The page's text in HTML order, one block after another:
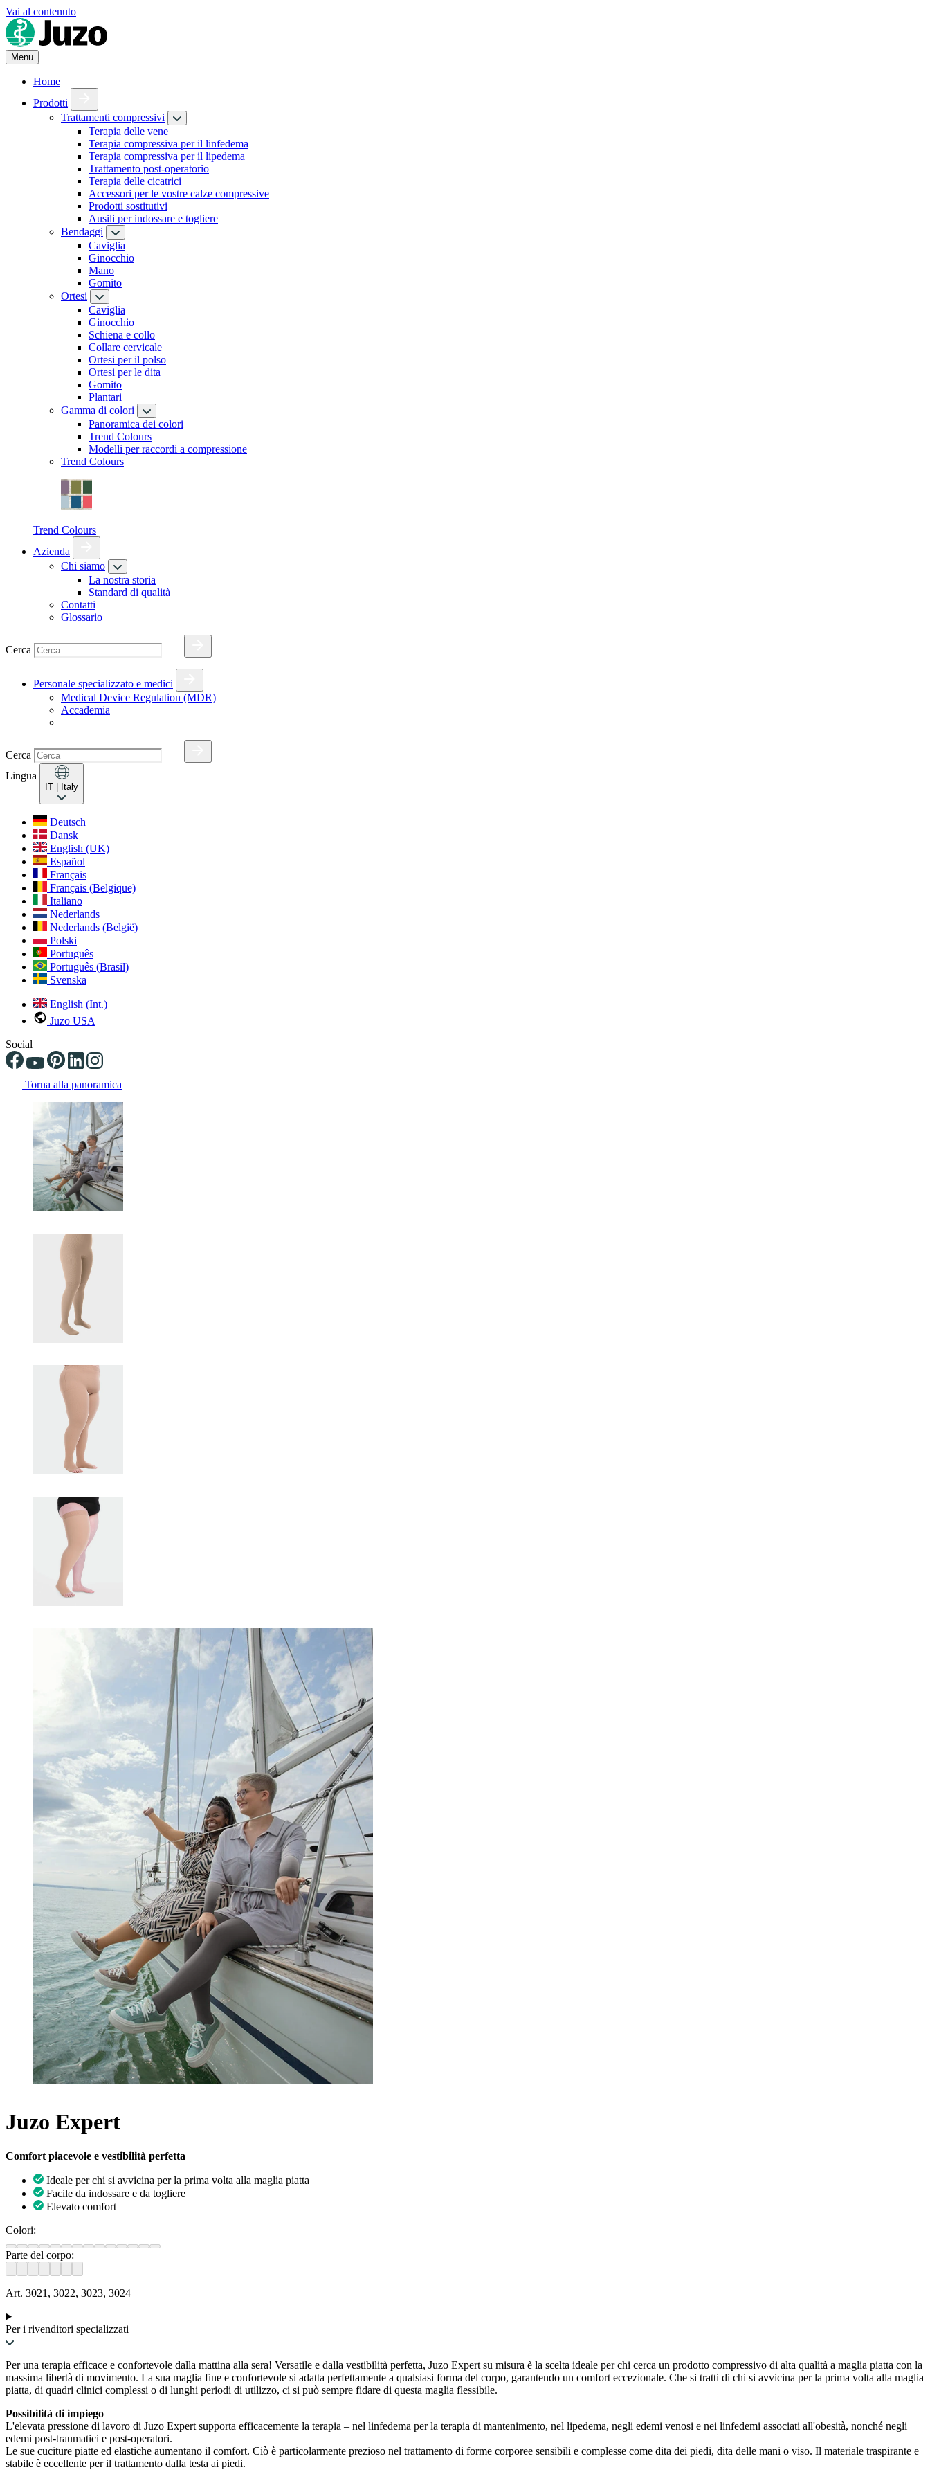
Vai al contenuto
Menu
Home
Prodotti
Trattamenti compressivi
Terapia delle vene
Terapia compressiva per il linfedema
Terapia compressiva per il lipedema
Trattamento post-operatorio
Terapia delle cicatrici
Accessori per le vostre calze compressive
Prodotti sostitutivi
Ausili per indossare e togliere
Bendaggi
Caviglia
Ginocchio
Mano
Gomito
Ortesi
Caviglia
Ginocchio
Schiena e collo
Collare cervicale
Ortesi per il polso
Ortesi per le dita
Gomito
Plantari
Gamma di colori
Panoramica dei colori
Trend Colours
Modelli per raccordi a compressione
Trend Colours
Trend Colours
Azienda
Chi siamo
La nostra storia
Standard di qualità
Contatti
Glossario
Cerca
Personale specializzato e medici
Medical Device Regulation (MDR)
Accademia
Cerca
Lingua
IT | Italy
Deutsch
Dansk
English (UK)
Español
Français
Français (Belgique)
Italiano
Nederlands
Nederlands (België)
Polski
Português
Português (Brasil)
Svenska
English (Int.)
Juzo USA
Social
Torna alla panoramica
Juzo Expert
Comfort piacevole e vestibilità perfetta
Ideale per chi si avvicina per la prima volta alla maglia piatta
Facile da indossare e da togliere
Elevato comfort
Colori:
Parte del corpo:
Art. 3021, 3022, 3023, 3024
Per i rivenditori specializzati
Per una terapia efficace e confortevole dalla mattina alla sera! Versatile e dalla vestibilità perfetta, Juzo Expert su misura è la scelta ideale per chi cerca un prodotto compressivo di alta qualità a maglia piatta con la
massima libertà di movimento. La sua maglia fine e confortevole si adatta perfettamente a qualsiasi forma del corpo, garantendo un comfort eccezionale. Che si tratti di chi si avvicina per la prima volta alla maglia
piatta, di quadri clinici complessi o di lunghi periodi di utilizzo, ci si può sempre fidare di questa maglia flessibile.
Possibilità di impiego
L'elevata pressione di lavoro di Juzo Expert supporta efficacemente la terapia – nel linfedema per la terapia di mantenimento, nel lipedema, negli edemi venosi e nei linfedemi associati all'obesità, nonché negli
edemi post-traumatici e post-operatori.
Le sue cuciture piatte ed elastiche aumentano il comfort. Ciò è particolarmente prezioso nel trattamento di forme corporee sensibili e complesse come dita dei piedi, dita delle mani o viso. Il materiale traspirante e
stabile è eccellente per il trattamento dalla testa ai piedi.